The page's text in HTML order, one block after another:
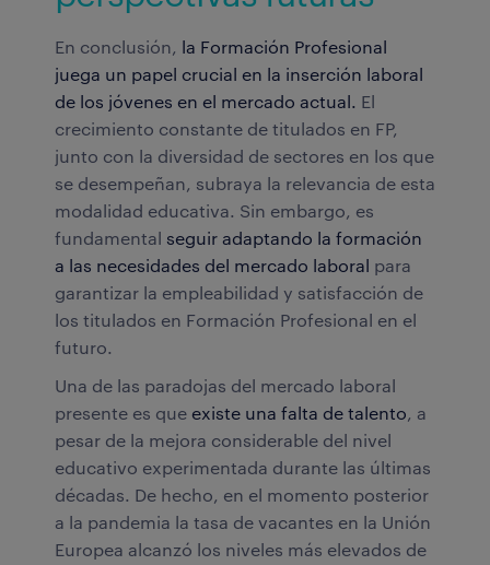
En conclusión, la Formación Profesional
juega un papel crucial en la inserción laboral
de los jóvenes en el mercado actual. El
crecimiento constante de titulados en FP,
junto con la diversidad de sectores en los que
se desempeñan, subraya la relevancia de esta
modalidad educativa. Sin embargo, es
fundamental seguir adaptando la formación
a las necesidades del mercado laboral para
garantizar la empleabilidad y satisfacción de
los titulados en Formación Profesional en el
futuro.
Una de las paradojas del mercado laboral
presente es que existe una falta de talento, a
pesar de la mejora considerable del nivel
educativo experimentada durante las últimas
décadas. De hecho, en el momento posterior
a la pandemia la tasa de vacantes en la Unión
Europea alcanzó los niveles más elevados de